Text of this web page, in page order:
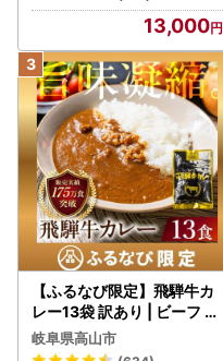
13,000
【ふるなび限定】飛騨牛カ
レー13袋 訳あり | ビーフ レ
トルト 訳あり DC006-CP
01 FN-Limited-VO
岐阜県高山市